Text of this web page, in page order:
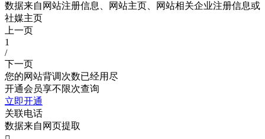
数据来自网站注册信息、网站主页、网站相关企业注册信息或
社媒主页
上一页
1
/
下一页
您的网站背调次数已经用尽
开通会员享不限次查询
立即开通
关联电话
数据来自网页提取